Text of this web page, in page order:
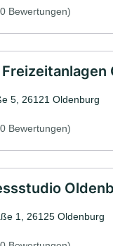
Bewertungen)
5, 26121 Oldenburg
Bewertungen)
1, 26125 Oldenburg